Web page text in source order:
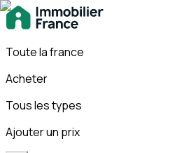
Toute la france
Acheter
Tous les types
Ajouter un prix